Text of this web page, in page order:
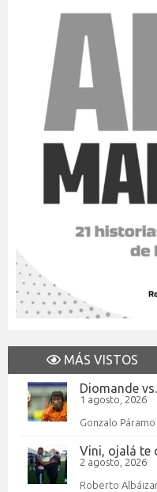
MÁS VISTOS
Diomande
1 agosto, 2026
Gonzalo Páramo
Vini, ojalá te
2 agosto, 2026
Roberto